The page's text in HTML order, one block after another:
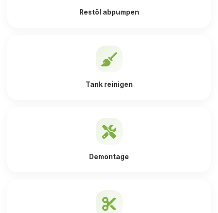
Restöl abpumpen
Tank reinigen
Demontage